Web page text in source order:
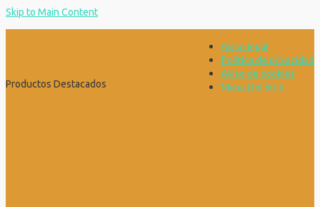
Skip to Main Content
Aviso legal
Política de privacidad
Aviso de cookies
Mapa Del Sitio
Productos Destacados